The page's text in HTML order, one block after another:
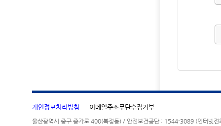
개인정보처리방침 이메일주소무단수집거부
울산광역시 중구 종가로 400(북정동) / 안전보건공단 : 1544-3089 (인터넷